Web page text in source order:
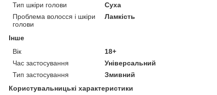
Тип шкіри голови
Суха
Проблема волосся і шкіри
голови
Ламкість
Інше
Вік
18+
Час застосування
Універсальний
Тип застосування
Змивний
Користувальницькі характеристики